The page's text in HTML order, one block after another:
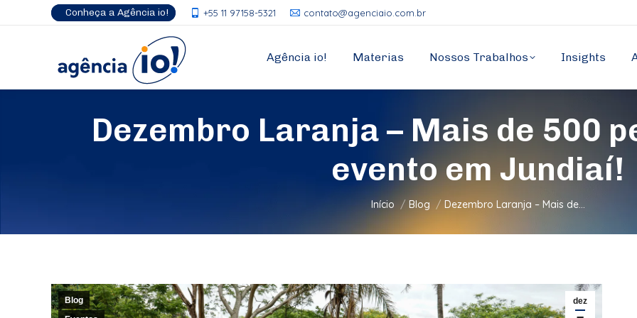
Conheça a Agência io! +55 11 97158-5321 contato@agenciaio.com.br
Agência io! Materias Nossos Trabalhos Insights
Dezembro Laranja – Mais de 500
evento em Jundiaí!
Você está aqui:
Início Blog Dezembro Laranja – Mais de…
dez
Blog